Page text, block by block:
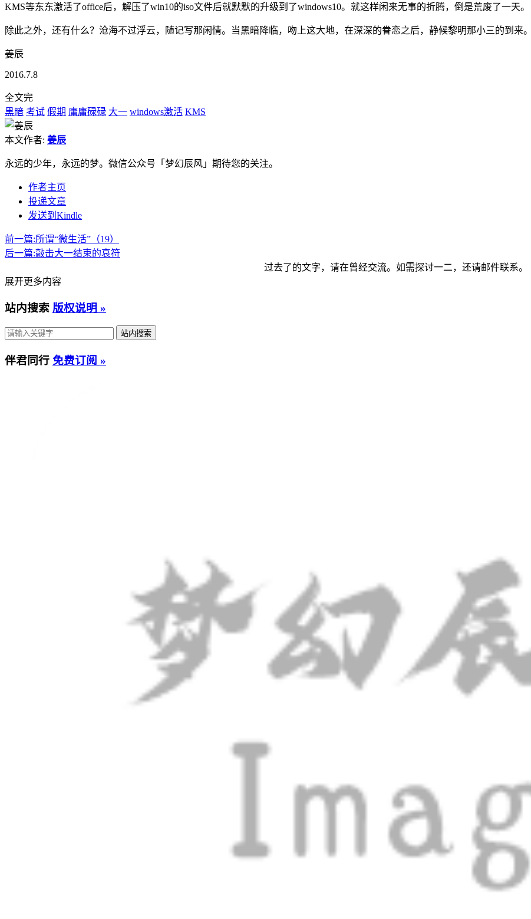
KMS等东东激活了office后，解压了win10的iso文件后就默默的升级到了windows10。就这样闲来无事的折腾，倒是荒废了一天。
除此之外，还有什么？沧海不过浮云，随记写那闲情。当黑暗降临，吻上这大地，在深深的眷恋之后，静候黎明那小三的到来。
姜辰
2016.7.8
全文完
黑暗 考试 假期 庸庸碌碌 大一 windows激活 KMS
本文作者: 姜辰
永远的少年，永远的梦。微信公众号「梦幻辰风」期待您的关注。
作者主页
投递文章
发送到Kindle
前一篇:所谓“微生活”（19）
后一篇:敲击大一结束的哀符
过去了的文字，请在曾经交流。如需探讨一二，还请邮件联系。
展开更多内容
站内搜索 版权说明 »
伴君同行 免费订阅 »